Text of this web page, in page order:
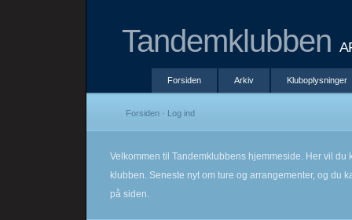
Tandemklubben
Forsiden Arkiv Kluboplysninger
Forsiden · Log ind
Velkommen til Tandemklubbens hjemmeside. Her vil du
klubben. Seneste nyt om ture og arrangementer, og du
på siden.